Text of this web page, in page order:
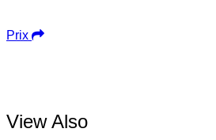
Prix
View Also